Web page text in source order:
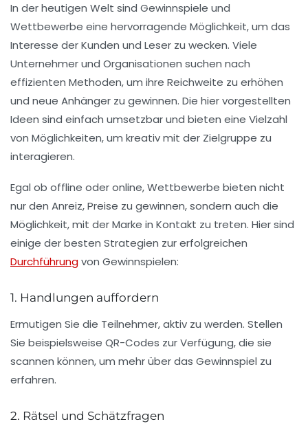
In der heutigen Welt sind Gewinnspiele und
Wettbewerbe eine hervorragende Möglichkeit, um das
Interesse derKunden und Leser zu wecken. Viele
Unternehmer und Organisationen suchen nach
effizienten Methoden, um ihre Reichweite zu erhöhen
und neue Anhänger zu gewinnen. Die hier vorgestellten
Ideen sind einfach umsetzbar und bieten eine Vielzahl
von Möglichkeiten, um kreativ mit der Zielgruppe zu
interagieren.
Egal ob offline oder online,Wettbewerbe bieten nicht
nur den Anreiz, Preise zu gewinnen, sondern auch die
Möglichkeit, mit der Marke in Kontakt zu treten. Hier sind
einige der besten Strategien zur erfolgreichen
Durchführungvon Gewinnspielen:
1. Handlungen auffordern
Ermutigen Sie die Teilnehmer, aktiv zu werden. Stellen
Sie beispielsweise QR-Codes zur Verfügung, die sie
scannen können, um mehr über das Gewinnspiel zu
erfahren.
2. Rätsel und Schätzfragen